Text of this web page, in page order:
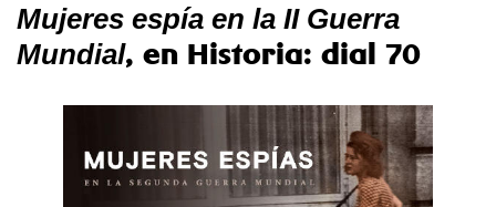
Mujeres espía en la II Guerra
Mundial, en Historia: dial 70